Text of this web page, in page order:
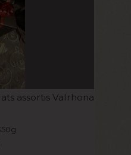
assortis Valrhona